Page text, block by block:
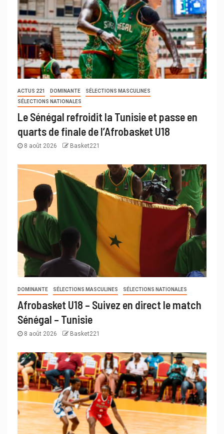
ACTUS 221 DOMINANTE
SÉLECTIONS MASCULINES
SÉLECTIONS NATIONALES
Le Sénégal refroidit la Tunisie et passe en
quarts de finale de l’Afrobasket U18
8 août 2026 Basket221
DOMINANTE SÉLECTIONS MASCULINES SÉLECTIONS NATIONALES
Afrobasket U18 – Suivez en direct le match
Sénégal – Tunisie
8 août 2026 Basket221